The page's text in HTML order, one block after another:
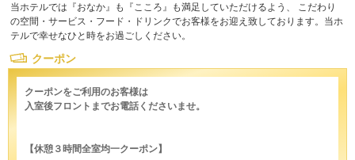
当ホテルでは『おなか』も『こころ』も満足していただけるよう、 こだわり
の空間・サービス・フード・ドリンクでお客様をお迎え致しております。当ホ
テルで幸せなひと時をお過ごしください。
クーポン
クーポンをご利用のお客様は
入室後フロントまでお電話くださいませ。
【休憩３時間全室均一クーポン】